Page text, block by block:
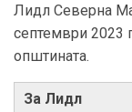
Лидл Северна
септември 2023
општината.
За Лидл